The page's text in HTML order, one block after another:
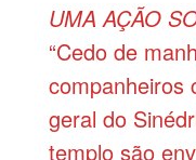
UMA AÇÃO
“Cedo de
companheiros
geral do
templo são